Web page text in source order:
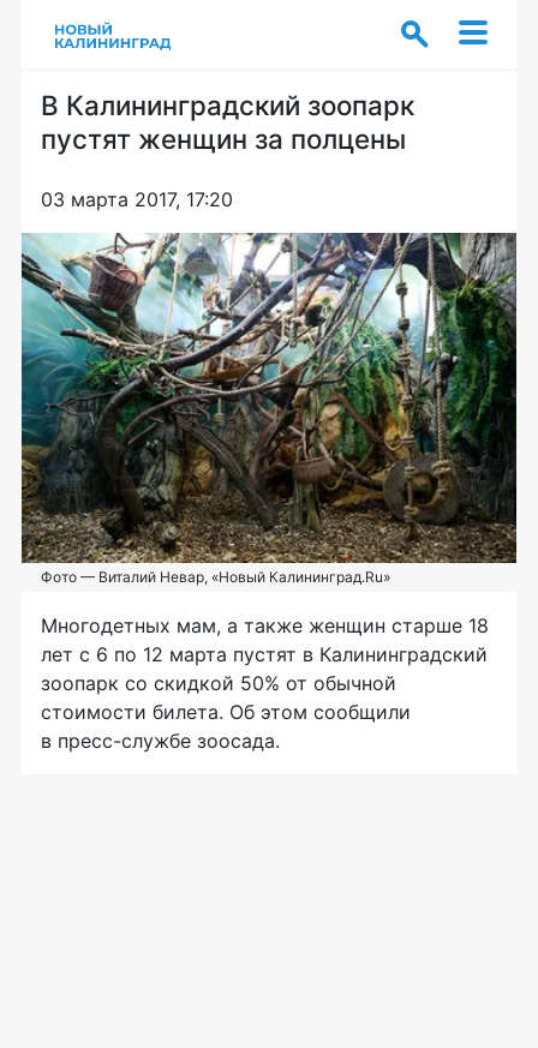
В Калининградский зоопарк
пустят женщин за полцены
03 марта 2017, 17:20
Фото — Виталий Невар, «Новый Калининград.Ru»
Многодетных мам, а также женщин старше 18
лет с 6 по 12 марта пустят в Калининградский
зоопарк со скидкой 50% от обычной
стоимости билета. Об этом сообщили
в пресс-службе зоосада.